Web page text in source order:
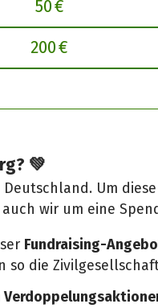
50 €
200 €
💚
Um diese
wir um eine
Fundraising-
so die
Beitrag an